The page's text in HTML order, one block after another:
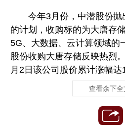
今年3月份，中潜股份抛
的计划，收购标的为大唐存
5G、大数据、云计算领域的
股份收购大唐存储反映热烈
月2日该公司股价累计涨幅达
查看余下全